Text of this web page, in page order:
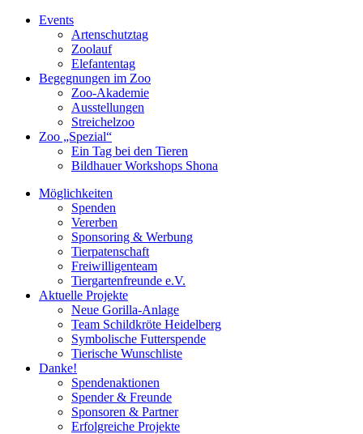
Events
Artenschutztag
Zoolauf
Elefantentag
Begegnungen im Zoo
Zoo-Akademie
Ausstellungen
Streichelzoo
Zoo „Spezial“
Ein Tag bei den Tieren
Bildhauer Workshops Shona
Möglichkeiten
Spenden
Vererben
Sponsoring & Werbung
Tierpatenschaft
Freiwilligenteam
Tiergartenfreunde e.V.
Aktuelle Projekte
Neue Gorilla-Anlage
Team Schildkröte Heidelberg
Symbolische Futterspende
Tierische Wunschliste
Danke!
Spendenaktionen
Spender & Freunde
Sponsoren & Partner
Erfolgreiche Projekte